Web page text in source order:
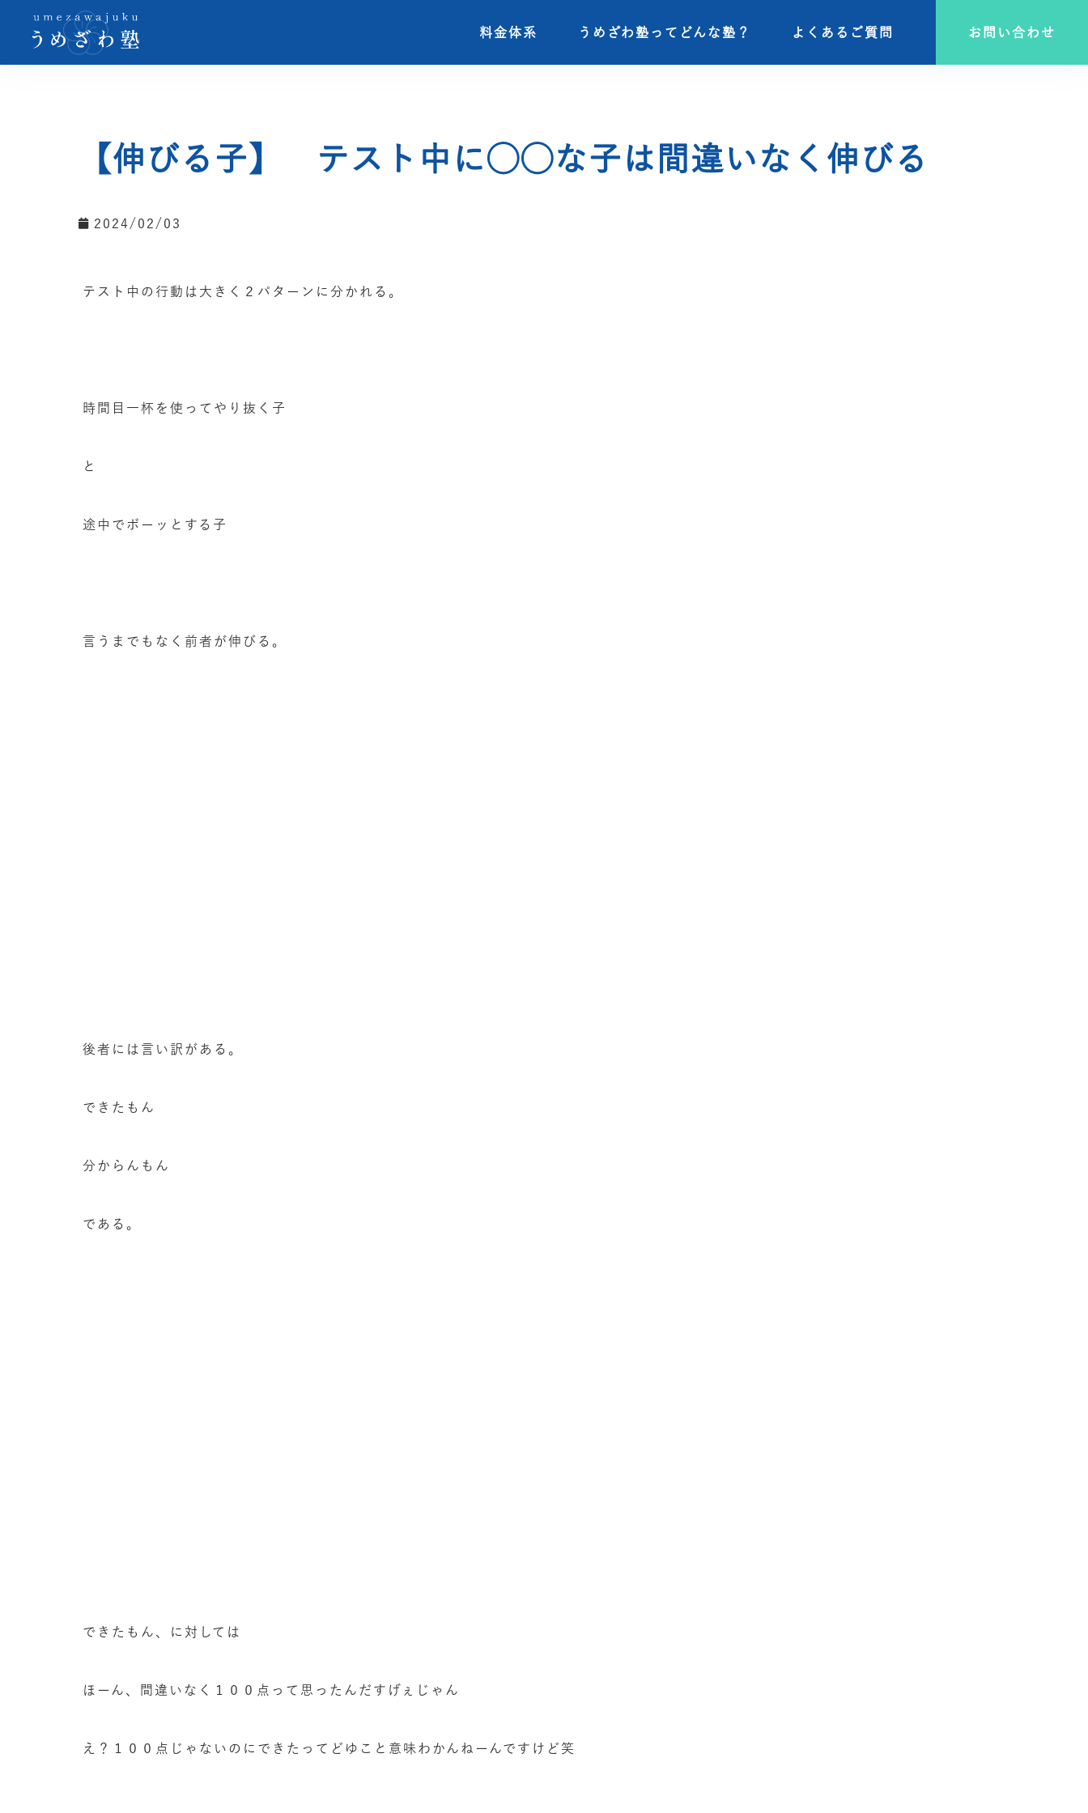
料金体系 うめざわ塾ってどんな塾？ よくあるご質問 お問い合わせ
料金体系 うめざわ塾ってどんな塾？ よくあるご質問 お問い合わせ
【伸びる子】 テスト中に◯◯な子は間違いなく伸びる
2024/02/03
テスト中の行動は大きく２パターンに分かれる。
時間目一杯を使ってやり抜く子
と
途中でボーッとする子
言うまでもなく前者が伸びる。
後者には言い訳がある。
できたもん
分からんもん
である。
できたもん、に対しては
ほーん、間違いなく１００点って思ったんだすげぇじゃん
え？１００点じゃないのにできたってどゆこと意味わかんねーんですけど笑